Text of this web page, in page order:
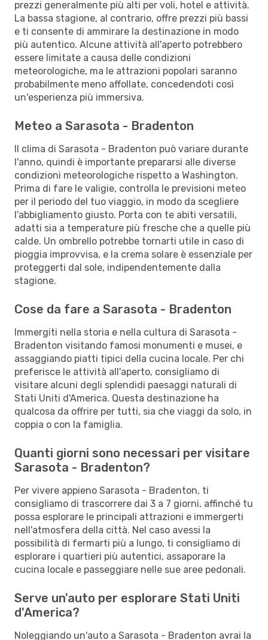
prezzi generalmente più alti per voli, hotel e attività.
La bassa stagione, al contrario, offre prezzi più bassi
e ti consente di ammirare la destinazione in modo
più autentico. Alcune attività all'aperto potrebbero
essere limitate a causa delle condizioni
meteorologiche, ma le attrazioni popolari saranno
probabilmente meno affollate, concedendoti così
un'esperienza più immersiva.
Meteo a Sarasota - Bradenton
Il clima di Sarasota - Bradenton può variare durante
l'anno, quindi è importante prepararsi alle diverse
condizioni meteorologiche rispetto a Washington.
Prima di fare le valigie, controlla le previsioni meteo
per il periodo del tuo viaggio, in modo da scegliere
l'abbigliamento giusto. Porta con te abiti versatili,
adatti sia a temperature più fresche che a quelle più
calde. Un ombrello potrebbe tornarti utile in caso di
pioggia improvvisa, e la crema solare è essenziale per
proteggerti dal sole, indipendentemente dalla
stagione.
Cose da fare a Sarasota - Bradenton
Immergiti nella storia e nella cultura di Sarasota -
Bradenton visitando famosi monumenti e musei, e
assaggiando piatti tipici della cucina locale. Per chi
preferisce le attività all'aperto, consigliamo di
visitare alcuni degli splendidi paesaggi naturali di
Stati Uniti d'America. Questa destinazione ha
qualcosa da offrire per tutti, sia che viaggi da solo, in
coppia o con la famiglia.
Quanti giorni sono necessari per visitare
Sarasota - Bradenton?
Per vivere appieno Sarasota - Bradenton, ti
consigliamo di trascorrere dai 3 a 7 giorni, affinché tu
possa esplorare le principali attrazioni e immergerti
nell'atmosfera della città. Nel caso avessi la
possibilità di fermarti più a lungo, ti consigliamo di
esplorare i quartieri più autentici, assaporare la
cucina locale e passeggiare nelle sue aree pedonali.
Serve un'auto per esplorare Stati Uniti
d'America?
Noleggiando un'auto a Sarasota - Bradenton avrai la